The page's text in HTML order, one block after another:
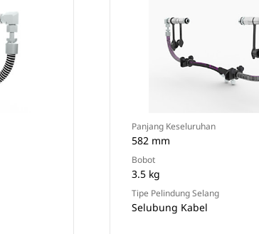
Panjang Keseluruhan
582 mm
Bobot
3.5 kg
Tipe Pelindung Selang
Selubung Kabel